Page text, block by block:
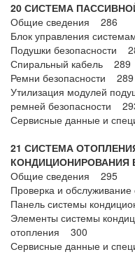
20 СИСТЕМА
Общие сведения 286
Блок управления
Подушки безопасности
Спиральный кабель 289
Ремни безопасности 289
Утилизация модулей
ремней безопасности
Сервисные данные и
21 СИСТЕМА
КОНДИЦИОНИРОВАНИЯ
Общие сведения 295
Проверка и
Панель системы
Элементы системы
отопления 300
Сервисные данные и